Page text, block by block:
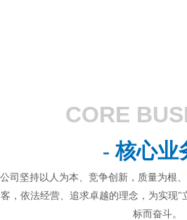
CORE
- 核心业
公司坚持以人为本、竞争创新，质量为根
客，依法经营、追求卓越的理念，为实现"
标而奋斗。